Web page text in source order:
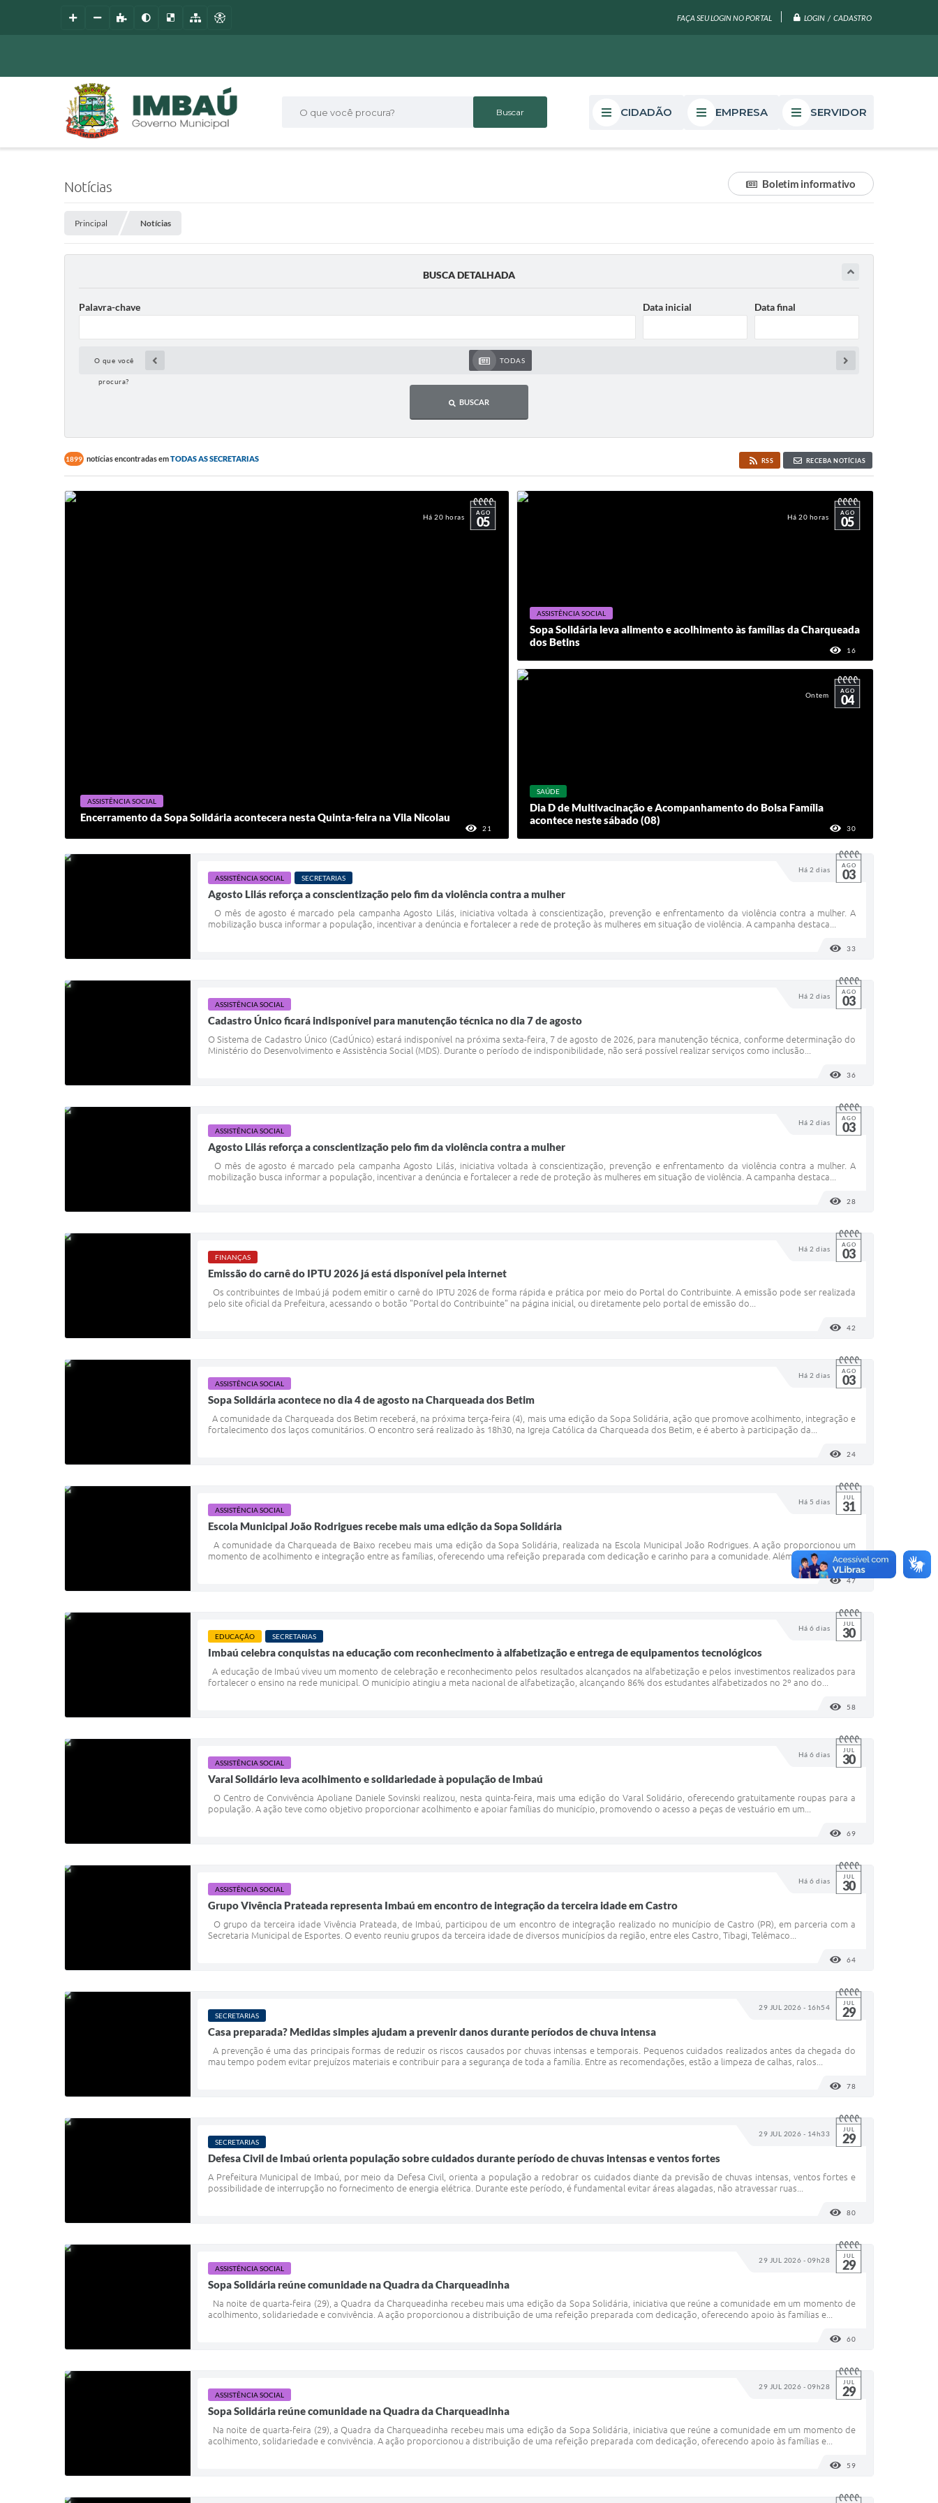
FAÇA SEU LOGIN NO PORTAL LOGIN / CADASTRO
O que você procura? CIDADÃO EMPRESA SERVIDOR
Notícias Boletim informativo
Principal Notícias
BUSCA DETALHADA
Palavra-chave Data inicial Data final
O que você
procura?
TODAS
BUSCAR
1899 notícias encontradas emTODAS AS SECRETARIAS RSS RECEBA NOTÍCIAS
Há 20 horas AGO
05
ASSISTÊNCIA SOCIAL
Encerramento da Sopa Solidária acontecera nesta Quinta-feira na Vila Nicolau
21
Há 20 horas AGO
05
ASSISTÊNCIA SOCIAL
Sopa Solidária leva alimento e acolhimento às famílias da Charqueada
dos Betins
16
Ontem AGO
04
SAÚDE
Dia D de Multivacinação e Acompanhamento do Bolsa Família
acontece neste sábado (08)
30
Há 2 dias AGO
03
ASSISTÊNCIA SOCIAL SECRETARIAS
Agosto Lilás reforça a conscientização pelo fim da violência contra a mulher
O mês de agosto é marcado pela campanha Agosto Lilás, iniciativa voltada à conscientização, prevenção e enfrentamento da violência contra a mulher. A
mobilização busca informar a população, incentivar a denúncia e fortalecer a rede de proteção às mulheres em situação de violência. A campanha destaca...
33
Há 2 dias AGO
03
ASSISTÊNCIA SOCIAL
Cadastro Único ficará indisponível para manutenção técnica no dia 7 de agosto
O Sistema de Cadastro Único (CadÚnico) estará indisponível na próxima sexta-feira, 7 de agosto de 2026, para manutenção técnica, conforme determinação do
Ministério do Desenvolvimento e Assistência Social (MDS). Durante o período de indisponibilidade, não será possível realizar serviços como inclusão...
36
Há 2 dias AGO
03
ASSISTÊNCIA SOCIAL
Agosto Lilás reforça a conscientização pelo fim da violência contra a mulher
O mês de agosto é marcado pela campanha Agosto Lilás, iniciativa voltada à conscientização, prevenção e enfrentamento da violência contra a mulher. A
mobilização busca informar a população, incentivar a denúncia e fortalecer a rede de proteção às mulheres em situação de violência. A campanha destaca...
28
Há 2 dias AGO
03
FINANÇAS
Emissão do carnê do IPTU 2026 já está disponível pela internet
Os contribuintes de Imbaú já podem emitir o carnê do IPTU 2026 de forma rápida e prática por meio do Portal do Contribuinte. A emissão pode ser realizada
pelo site oficial da Prefeitura, acessando o botão "Portal do Contribuinte" na página inicial, ou diretamente pelo portal de emissão do...
42
Há 2 dias AGO
03
ASSISTÊNCIA SOCIAL
Sopa Solidária acontece no dia 4 de agosto na Charqueada dos Betim
A comunidade da Charqueada dos Betim receberá, na próxima terça-feira (4), mais uma edição da Sopa Solidária, ação que promove acolhimento, integração e
fortalecimento dos laços comunitários. O encontro será realizado às 18h30, na Igreja Católica da Charqueada dos Betim, e é aberto à participação da...
24
Há 5 dias JUL
31
ASSISTÊNCIA SOCIAL
Escola Municipal João Rodrigues recebe mais uma edição da Sopa Solidária
A comunidade da Charqueada de Baixo recebeu mais uma edição da Sopa Solidária, realizada na Escola Municipal João Rodrigues. A ação proporcionou um
momento de acolhimento e integração entre as famílias, oferecendo uma refeição preparada com dedicação e carinho para a comunidade. Além da...
47VISUALIZAÇÕES
Há 6 dias JUL
30
EDUCAÇÃO SECRETARIAS
Imbaú celebra conquistas na educação com reconhecimento à alfabetização e entrega de equipamentos tecnológicos
A educação de Imbaú viveu um momento de celebração e reconhecimento pelos resultados alcançados na alfabetização e pelos investimentos realizados para
fortalecer o ensino na rede municipal. O município atingiu a meta nacional de alfabetização, alcançando 86% dos estudantes alfabetizados no 2º ano do...
58
Há 6 dias JUL
30
ASSISTÊNCIA SOCIAL
Varal Solidário leva acolhimento e solidariedade à população de Imbaú
O Centro de Convivência Apoliane Daniele Sovinski realizou, nesta quinta-feira, mais uma edição do Varal Solidário, oferecendo gratuitamente roupas para a
população. A ação teve como objetivo proporcionar acolhimento e apoiar famílias do município, promovendo o acesso a peças de vestuário em um...
69
Há 6 dias JUL
30
ASSISTÊNCIA SOCIAL
Grupo Vivência Prateada representa Imbaú em encontro de integração da terceira idade em Castro
O grupo da terceira idade Vivência Prateada, de Imbaú, participou de um encontro de integração realizado no município de Castro (PR), em parceria com a
Secretaria Municipal de Esportes. O evento reuniu grupos da terceira idade de diversos municípios da região, entre eles Castro, Tibagi, Telêmaco...
64
29 JUL 2026 - 16h54 JUL
29
SECRETARIAS
Casa preparada? Medidas simples ajudam a prevenir danos durante períodos de chuva intensa
A prevenção é uma das principais formas de reduzir os riscos causados por chuvas intensas e temporais. Pequenos cuidados realizados antes da chegada do
mau tempo podem evitar prejuízos materiais e contribuir para a segurança de toda a família. Entre as recomendações, estão a limpeza de calhas, ralos...
78
29 JUL 2026 - 14h33 JUL
29
SECRETARIAS
Defesa Civil de Imbaú orienta população sobre cuidados durante período de chuvas intensas e ventos fortes
A Prefeitura Municipal de Imbaú, por meio da Defesa Civil, orienta a população a redobrar os cuidados diante da previsão de chuvas intensas, ventos fortes e
possibilidade de interrupção no fornecimento de energia elétrica. Durante este período, é fundamental evitar áreas alagadas, não atravessar ruas...
80
29 JUL 2026 - 09h28 JUL
29
ASSISTÊNCIA SOCIAL
Sopa Solidária reúne comunidade na Quadra da Charqueadinha
Na noite de quarta-feira (29), a Quadra da Charqueadinha recebeu mais uma edição da Sopa Solidária, iniciativa que reúne a comunidade em um momento de
acolhimento, solidariedade e convivência. A ação proporcionou a distribuição de uma refeição preparada com dedicação, oferecendo apoio às famílias e...
60
29 JUL 2026 - 09h28 JUL
29
ASSISTÊNCIA SOCIAL
Sopa Solidária reúne comunidade na Quadra da Charqueadinha
Na noite de quarta-feira (29), a Quadra da Charqueadinha recebeu mais uma edição da Sopa Solidária, iniciativa que reúne a comunidade em um momento de
acolhimento, solidariedade e convivência. A ação proporcionou a distribuição de uma refeição preparada com dedicação, oferecendo apoio às famílias e...
59